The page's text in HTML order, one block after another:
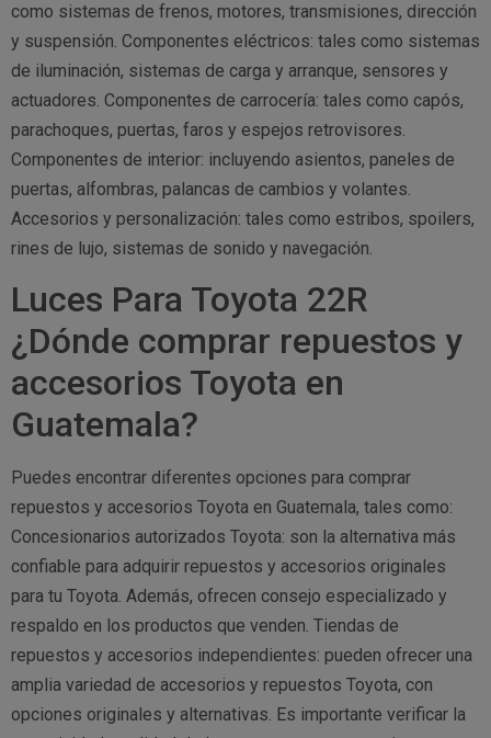
como sistemas de frenos, motores, transmisiones, dirección
y suspensión. Componentes eléctricos: tales como sistemas
de iluminación, sistemas de carga y arranque, sensores y
actuadores. Componentes de carrocería: tales como capós,
parachoques, puertas, faros y espejos retrovisores.
Componentes de interior: incluyendo asientos, paneles de
puertas, alfombras, palancas de cambios y volantes.
Accesorios y personalización: tales como estribos, spoilers,
rines de lujo, sistemas de sonido y navegación.
Luces Para Toyota 22R
¿Dónde comprar repuestos y
accesorios Toyota en
Guatemala?
Puedes encontrar diferentes opciones para comprar
repuestos y accesorios Toyota en Guatemala, tales como:
Concesionarios autorizados Toyota: son la alternativa más
confiable para adquirir repuestos y accesorios originales
para tu Toyota. Además, ofrecen consejo especializado y
respaldo en los productos que venden. Tiendas de
repuestos y accesorios independientes: pueden ofrecer una
amplia variedad de accesorios y repuestos Toyota, con
opciones originales y alternativas. Es importante verificar la